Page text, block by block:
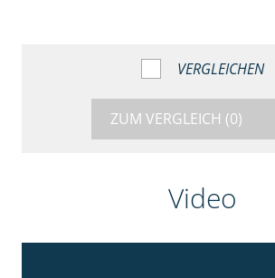
VERGLEICHEN
ZUM VERGLEICH (0)
Video